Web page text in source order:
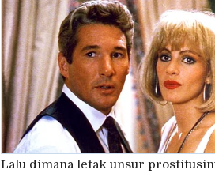
Lalu dimana letak unsur